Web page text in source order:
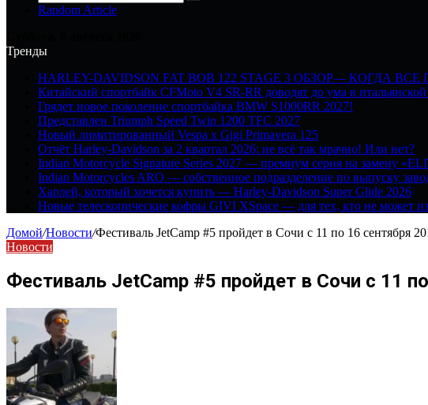
Random Article
Тренды
HARLEY-DAVIDSON FAT BOB 122 STAGE 3 ОБЗОР— КОГДА
Китайский спортбайк CFMoto V4 SR-RR доводят до ума в итальянской
Грядет новое поколение спортбайка BMW S1000RR 2027!
Представлен Triumph Speed Twin 1200 TFC 2027
Новый лимитированный Vespa x Gigi Primavera 125
Отчёт Harley-Davidson за 2 квартал 2026: не всё так мрачно! Или нет?
Indian Motorcycle Signature Series 2027 — премиум серия на замену
Indian Motorcycles ARO — собственное подразделение по выпуску
Харлей, который хочется купить — Harley-Davidson Super Glide 2026
Новые телескопические кофры GIVI XSpace — для тех, кто не может
Домой/Новости/Фестиваль JetCamp #5 пройдет в Сочи с 11 по 16 сентября
Новости
Фестиваль JetCamp #5 пройдет в Сочи с 11